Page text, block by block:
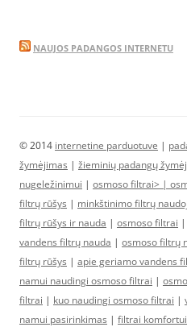
NAUJOS PADANGOS INTERNETU
© 2014 internetine parduotuve |
žymėjimas | žieminių padangų
nugeležinimui | osmoso filtrai> |
filtrų rūšys | minkštinimo filtrų
filtrų rūšys ir nauda | osmoso filtrai |
vandens filtrų nauda | osmoso filtrų
filtrų rūšys | apie geriamo vandens
namui naudingi osmoso filtrai |
filtrai | kuo naudingi osmoso filtrai |
namui pasirinkimas | filtrai